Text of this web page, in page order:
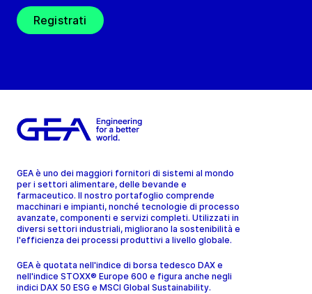
Registrati
GEA è uno dei maggiori fornitori di sistemi al mondo
per i settori alimentare, delle bevande e
farmaceutico. Il nostro portafoglio comprende
macchinari e impianti, nonché tecnologie di processo
avanzate, componenti e servizi completi. Utilizzati in
diversi settori industriali, migliorano la sostenibilità e
l'efficienza dei processi produttivi a livello globale.
GEA è quotata nell'indice di borsa tedesco DAX e
nell'indice STOXX® Europe 600 e figura anche negli
indici DAX 50 ESG e MSCI Global Sustainability.